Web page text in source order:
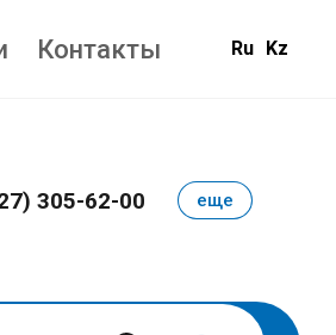
Контакты Ru Kz
305-62-00 еще